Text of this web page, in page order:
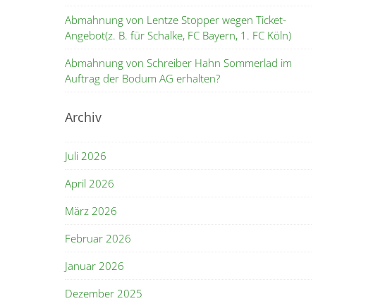
Abmahnung von Lentze Stopper wegen Ticket-
Angebot(z. B. für Schalke, FC Bayern, 1. FC Köln)
Abmahnung von Schreiber Hahn Sommerlad im
Auftrag der Bodum AG erhalten?
Archiv
Juli 2026
April 2026
März 2026
Februar 2026
Januar 2026
Dezember 2025